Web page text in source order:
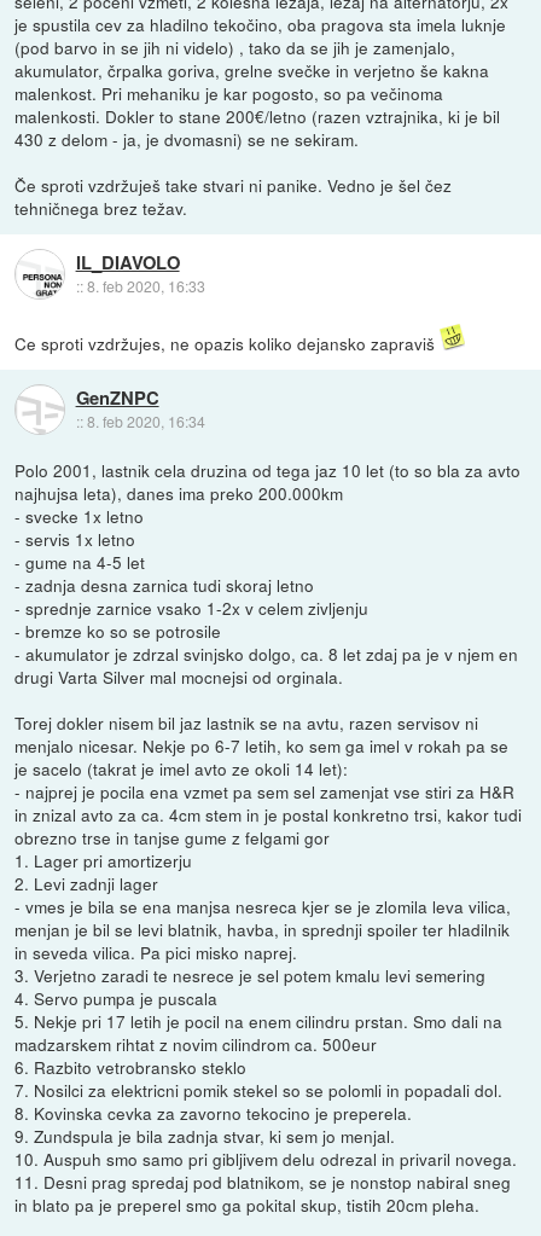
je spustila cev za hladilno tekočino, oba pragova sta imela luknje
(pod barvo in se jih ni videlo) , tako da se jih je zamenjalo,
akumulator, črpalka goriva, grelne svečke in verjetno še kakna
malenkost. Pri mehaniku je kar pogosto, so pa večinoma
malenkosti. Dokler to stane 200€/letno (razen vztrajnika, ki je bil
430 z delom - ja, je dvomasni) se ne sekiram.
Če sproti vzdržuješ take stvari ni panike. Vedno je šel čez
tehničnega brez težav.
IL_DIAVOLO
::8. feb 2020, 16:33
Ce sproti vzdržujes, ne opazis koliko dejansko zapraviš
GenZNPC
::8. feb 2020, 16:34
Polo 2001, lastnik cela druzina od tega jaz 10 let (to so bla za avto
najhujsa leta), danes ima preko 200.000km
- svecke 1x letno
- servis 1x letno
- gume na 4-5 let
- zadnja desna zarnica tudi skoraj letno
- sprednje zarnice vsako 1-2x v celem zivljenju
- bremze ko so se potrosile
- akumulator je zdrzal svinjsko dolgo, ca. 8 let zdaj pa je v njem en
drugi Varta Silver mal mocnejsi od orginala.
Torej dokler nisem bil jaz lastnik se na avtu, razen servisov ni
menjalo nicesar. Nekje po 6-7 letih, ko sem ga imel v rokah pa se
je sacelo (takrat je imel avto ze okoli 14 let):
- najprej je pocila ena vzmet pa sem sel zamenjat vse stiri za H&R
in znizal avto za ca. 4cm stem in je postal konkretno trsi, kakor tudi
obrezno trse in tanjse gume z felgami gor
1. Lager pri amortizerju
2. Levi zadnji lager
- vmes je bila se ena manjsa nesreca kjer se je zlomila leva vilica,
menjan je bil se levi blatnik, havba, in sprednji spoiler ter hladilnik
in seveda vilica. Pa pici misko naprej.
3. Verjetno zaradi te nesrece je sel potem kmalu levi semering
4. Servo pumpa je puscala
5. Nekje pri 17 letih je pocil na enem cilindru prstan. Smo dali na
madzarskem rihtat z novim cilindrom ca. 500eur
6. Razbito vetrobransko steklo
7. Nosilci za elektricni pomik stekel so se polomli in popadali dol.
8. Kovinska cevka za zavorno tekocino je preperela.
9. Zundspula je bila zadnja stvar, ki sem jo menjal.
10. Auspuh smo samo pri gibljivem delu odrezal in privaril novega.
11. Desni prag spredaj pod blatnikom, se je nonstop nabiral sneg
in blato pa je preperel smo ga pokital skup, tistih 20cm pleha.